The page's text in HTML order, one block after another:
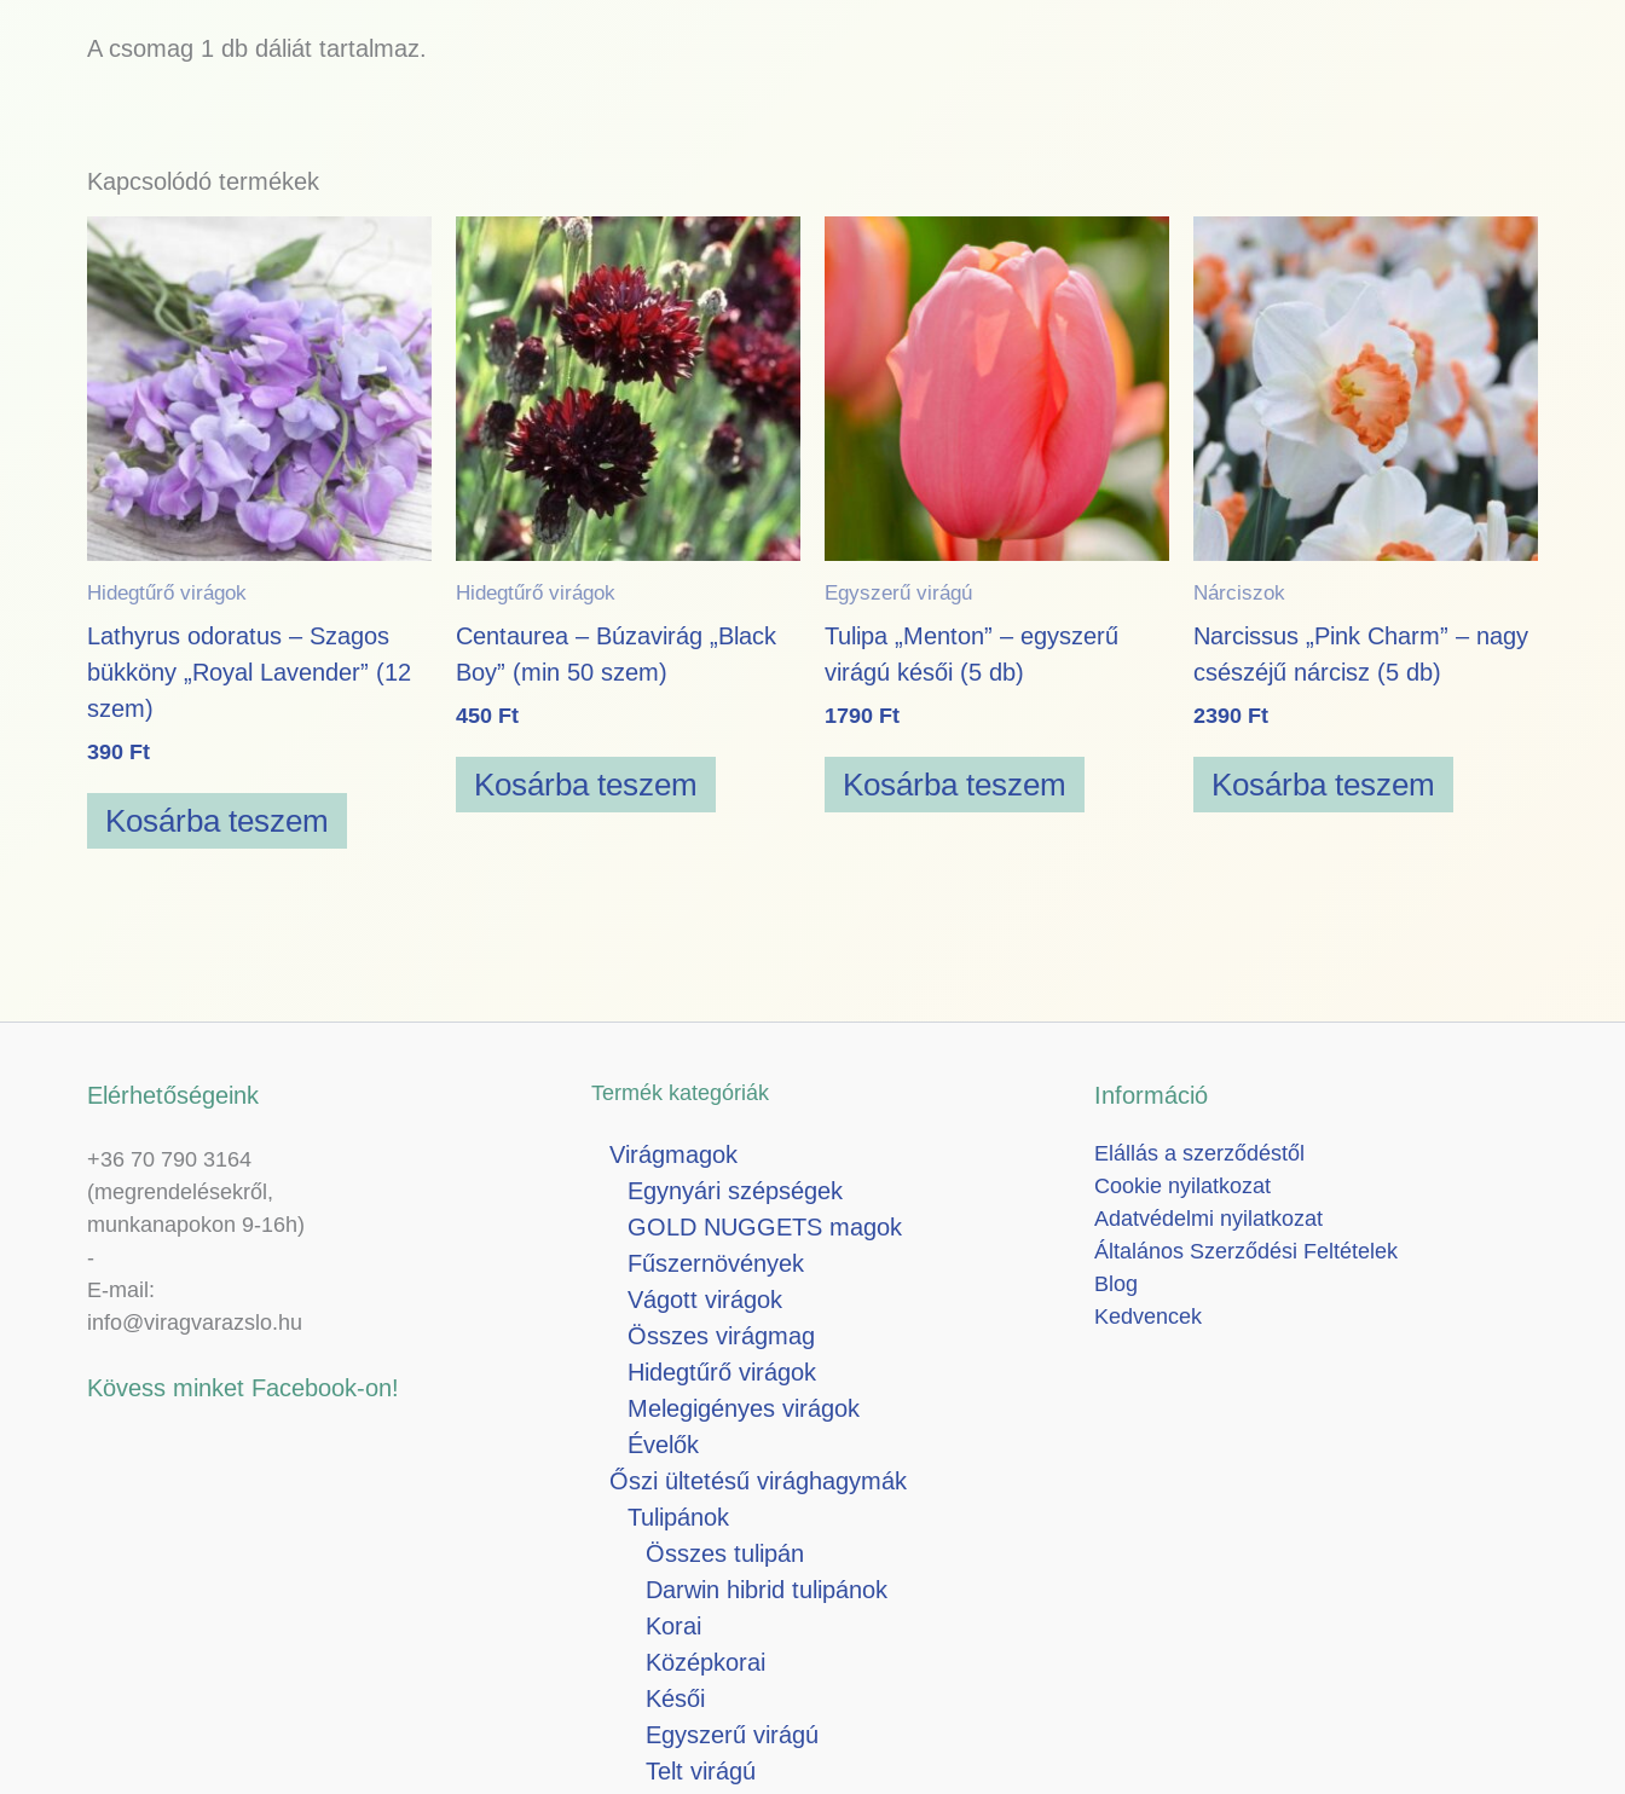
A csomag 1 db dáliát tartalmaz.
Kapcsolódó termékek
Hidegtűrő virágok
Lathyrus odoratus – Szagos
bükköny „Royal Lavender” (12
szem)
390 Ft
Kosárba teszem
Hidegtűrő virágok
Centaurea – Búzavirág „Black
Boy” (min 50 szem)
450 Ft
Kosárba teszem
Egyszerű virágú
Tulipa „Menton” – egyszerű
virágú késői (5 db)
1790 Ft
Kosárba teszem
Nárciszok
Narcissus „Pink Charm” – nagy
csészéjű nárcisz (5 db)
2390 Ft
Kosárba teszem
Elérhetőségeink
+36 70 790 3164
(megrendelésekről,
munkanapokon 9-16h)
-
E-mail:
info@viragvarazslo.hu
Kövess minket Facebook-on!
Termék kategóriák
Virágmagok
Egynyári szépségek
GOLD NUGGETS magok
Fűszernövények
Vágott virágok
Összes virágmag
Hidegtűrő virágok
Melegigényes virágok
Évelők
Őszi ültetésű virághagymák
Tulipánok
Összes tulipán
Darwin hibrid tulipánok
Korai
Középkorai
Késői
Egyszerű virágú
Telt virágú
Információ
Elállás a szerződéstől
Cookie nyilatkozat
Adatvédelmi nyilatkozat
Általános Szerződési Feltételek
Blog
Kedvencek